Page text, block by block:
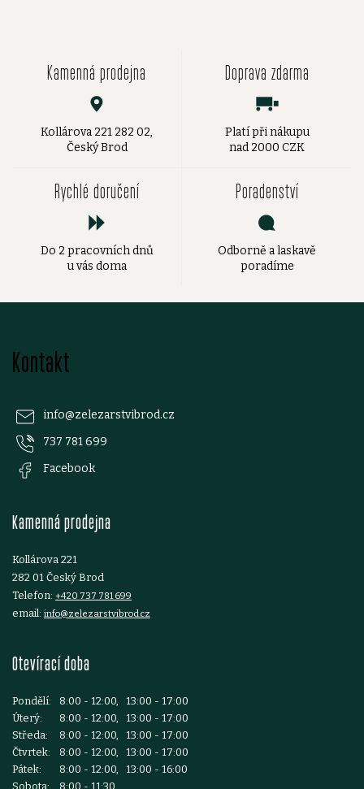
Kamenná prodejna
Kollárova 221 282 02,
Český Brod
Doprava zdarma
Platí při nákupu
nad 2000 CZK
Rychlé doručení
Do 2 pracovních dnů
u vás doma
Poradenství
Odborně a laskavě
poradíme
Kontakt
info@zelezarstvibrod.cz
737 781 699
Facebook
Kamenná prodejna
Kollárova 221
282 01 Český Brod
Telefon: +420 737 781 699
email: info@zelezarstvibrod.cz
Otevírací doba
Pondělí:
8:00 - 12:00, 13:00 - 17:00
Úterý:
8:00 - 12:00, 13:00 - 17:00
Středa:
8:00 - 12:00, 13:00 - 17:00
Čtvrtek:
8:00 - 12:00, 13:00 - 17:00
Pátek:
8:00 - 12:00, 13:00 - 16:00
Sobota:
8:00 - 11:30